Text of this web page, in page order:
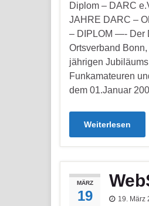
Diplom – DARC
JAHRE DARC –
– DIPLOM —- Der
Ortsverband
jährigen
Funkamateuren
dem 01.Januar
Weiterlesen
MÄRZ
19 19. März